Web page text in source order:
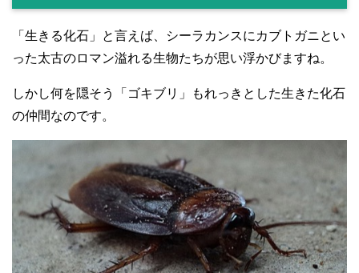
「生きる化石」と言えば、シーラカンスにカブトガニとい
った太古のロマン溢れる生物たちが思い浮かびますね。
しかし何を隠そう「ゴキブリ」もれっきとした生きた化石
の仲間なのです。